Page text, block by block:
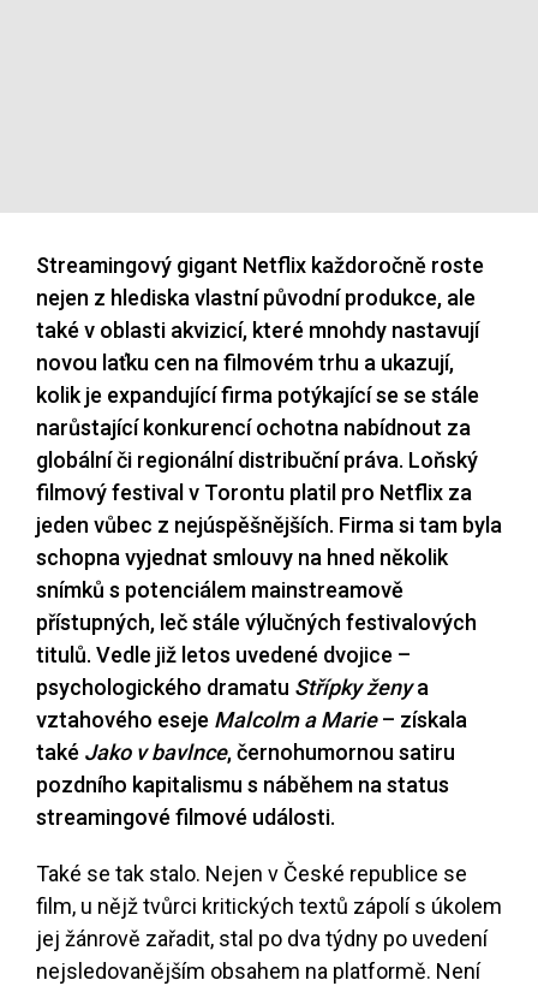
Streamingový gigant Netflix každoročně roste
nejen z hlediska vlastní původní produkce, ale
také v oblasti akvizicí, které mnohdy nastavují
novou laťku cen na filmovém trhu a ukazují,
kolik je expandující firma potýkající se se stále
narůstající konkurencí ochotna nabídnout za
globální či regionální distribuční práva. Loňský
filmový festival v Torontu platil pro Netflix za
jeden vůbec z nejúspěšnějších. Firma si tam byla
schopna vyjednat smlouvy na hned několik
snímků s potenciálem mainstreamově
přístupných, leč stále výlučných festivalových
titulů. Vedle již letos uvedené dvojice –
psychologického dramatu Střípky ženya
vztahového eseje Malcolm a Marie– získala
také Jako v bavlnce, černohumornou satiru
pozdního kapitalismu s náběhem na status
streamingové filmové události.
Také se tak stalo. Nejen v České republice se
film, u nějž tvůrci kritických textů zápolí s úkolem
jej žánrově zařadit, stal po dva týdny po uvedení
nejsledovanějším obsahem na platformě. Není